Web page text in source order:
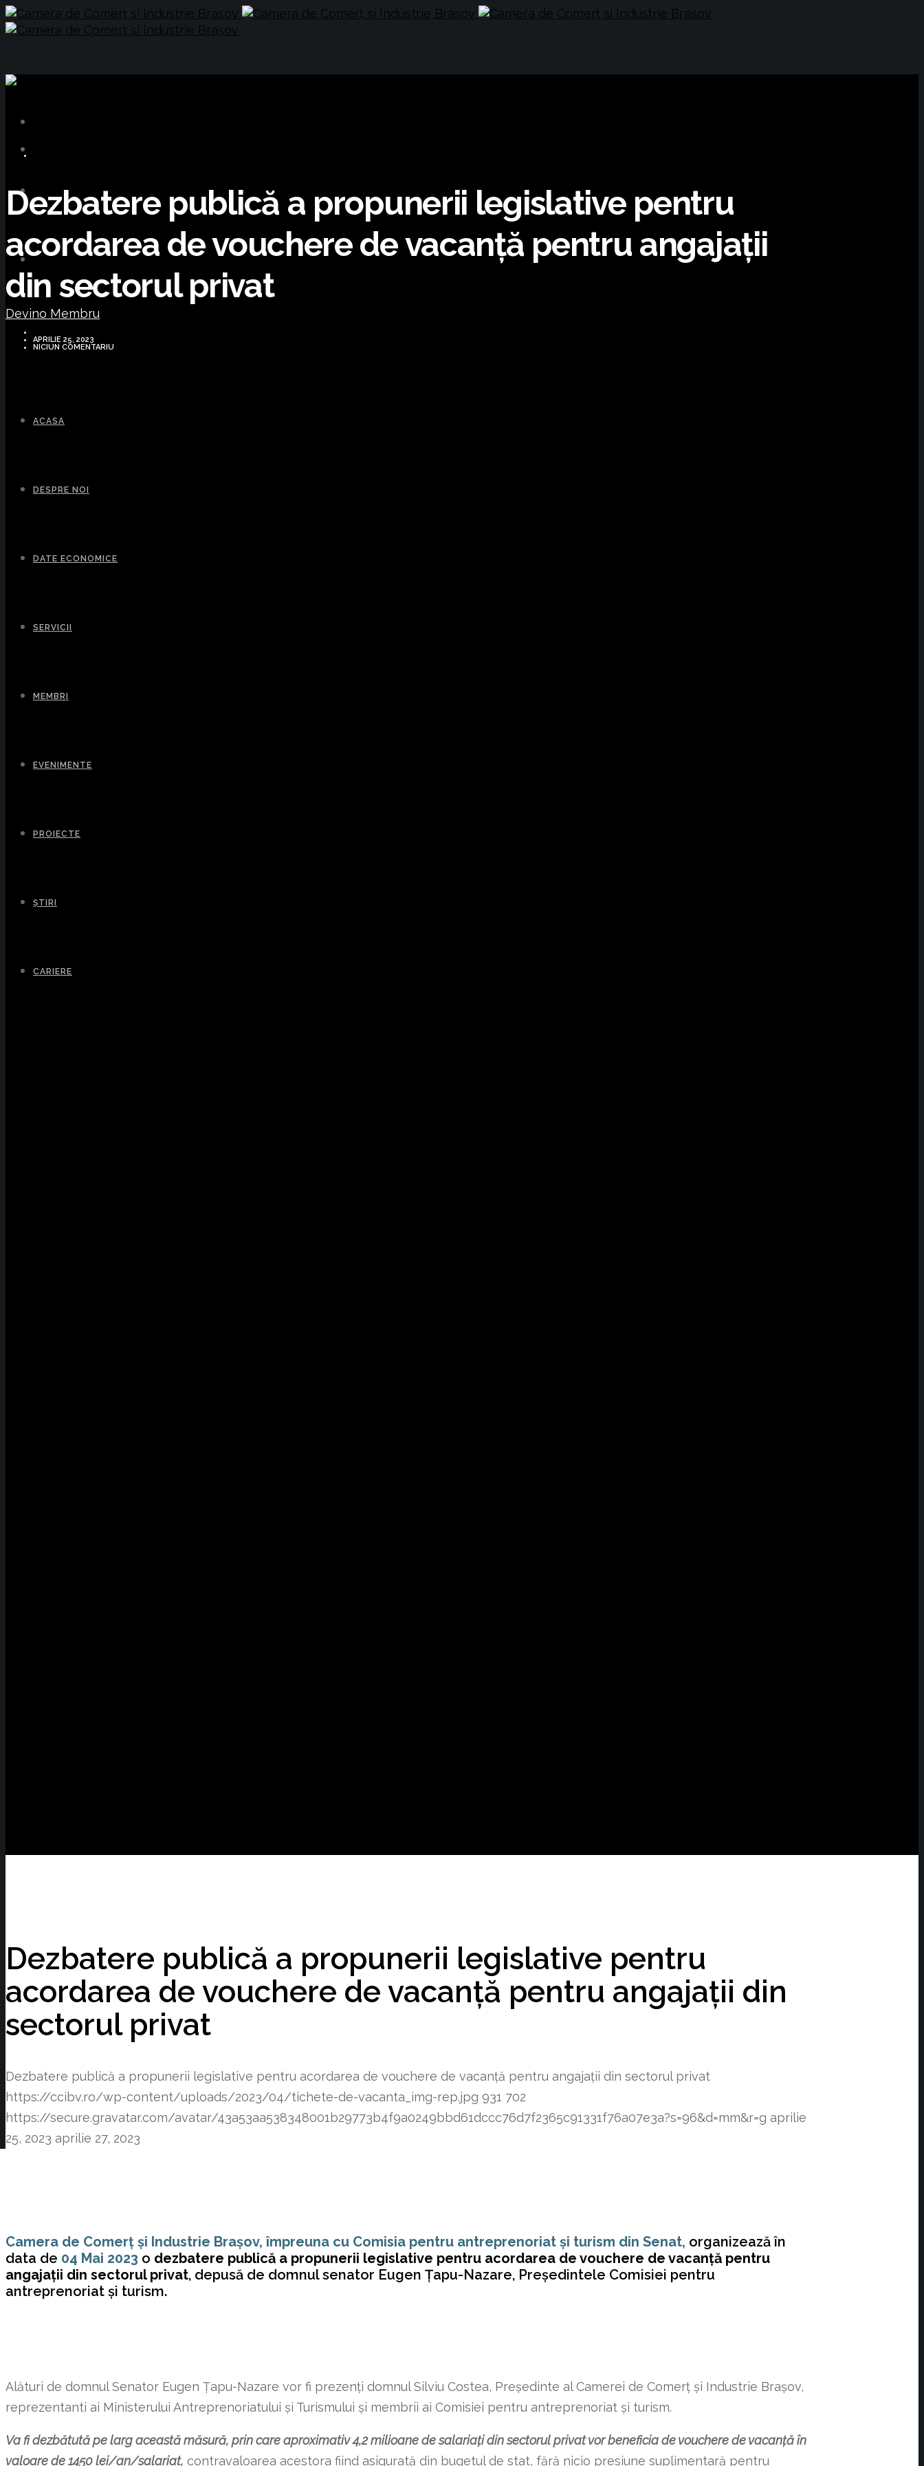
Devino Membru
ACASA
DESPRE NOI
DATE ECONOMICE
SERVICII
MEMBRI
EVENIMENTE
PROIECTE
ȘTIRI
CARIERE
Dezbatere publică a propunerii legislative pentru
acordarea de vouchere de vacanță pentru angajații
din sectorul privat
APRILIE 25, 2023
NICIUN COMENTARIU
Dezbatere publică a propunerii legislative pentru
acordarea de vouchere de vacanță pentru angajații din
sectorul privat
Dezbatere publică a propunerii legislative pentru acordarea de vouchere de vacanță pentru angajații din sectorul privat
https://ccibv.ro/wp-content/uploads/2023/04/tichete-de-vacanta_img-rep.jpg 931 702
https://secure.gravatar.com/avatar/43a53aa538348001b29773b4f9a0249bbd61dccc76d7f2365c91331f76a07e3a?s=96&d=mm&r=g aprilie
25, 2023 aprilie 27, 2023
Camera de Comerț și Industrie Brașov, împreuna cu Comisia pentru antreprenoriat și turism din Senat, organizează în
data de 04 Mai 2023 o dezbatere publică a propunerii legislative pentru acordarea de vouchere de vacanță pentru
angajații din sectorul privat, depusă de domnul senator Eugen Țapu-Nazare, Președintele Comisiei pentru
antreprenoriat și turism.
Alături de domnul Senator Eugen Țapu-Nazare vor fi prezenți domnul Silviu Costea, Președinte al Camerei de Comerț și Industrie Brașov,
reprezentanti ai Ministerului Antreprenoriatului și Turismului și membrii ai Comisiei pentru antreprenoriat și turism.
Va fi dezbătută pe larg această măsură, prin care aproximativ 4,2 milioane de salariați din sectorul privat vor beneficia de vouchere de vacanță în
valoare de 1450 lei/an/salariat, contravaloarea acestora fiind asigurată din bugetul de stat, fără nicio presiune suplimentară pentru